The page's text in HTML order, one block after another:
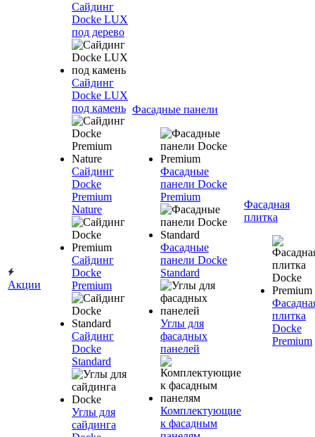
Акции
Сайдинг
Docke LUX
под дерево
Сайдинг
Docke LUX
под камень
Сайдинг
Docke
Premium
Nature
Сайдинг
Docke
Premium
Сайдинг
Docke
Standard
Углы для
сайдинга
Фасадные панели
Фасадные
панели Docke
Premium
Фасадные
панели Docke
Standard
Углы для
фасадных
панелей
Комплектующие
к фасадным
Фасадная
плитка
плитка
Docke
Premium